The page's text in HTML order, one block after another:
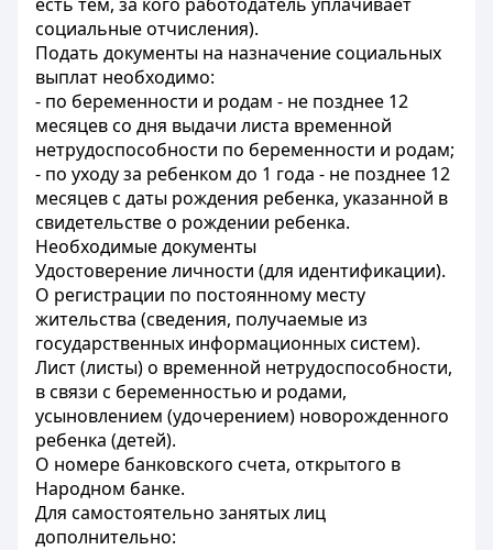
социальные отчисления).
Подать документы на назначение социальных
выплат необходимо:
- по беременности и родам - не позднее 12
месяцев со дня выдачи листа временной
нетрудоспособности по беременности и родам;
- по уходу за ребенком до 1 года - не позднее 12
месяцев с даты рождения ребенка, указанной в
свидетельстве о рождении ребенка.
Необходимые документы
Удостоверение личности (для идентификации).
О регистрации по постоянному месту
жительства (сведения, получаемые из
государственных информационных систем).
Лист (листы) о временной нетрудоспособности,
в связи с беременностью и родами,
усыновлением (удочерением) новорожденного
ребенка (детей).
О номере банковского счета, открытого в
Народном банке.
Для самостоятельно занятых лиц
дополнительно: